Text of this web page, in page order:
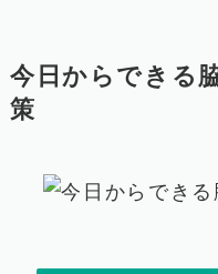
今日からできる
策